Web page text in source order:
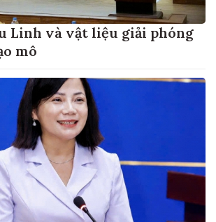
Linh và vật liệu giải phóng
mô